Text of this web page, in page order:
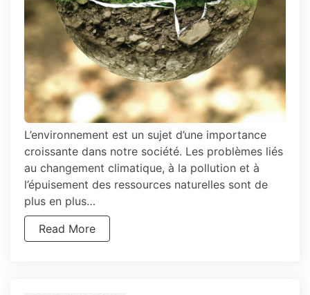
L’environnement est un sujet d’une importance
croissante dans notre société. Les problèmes liés
au changement climatique, à la pollution et à
l’épuisement des ressources naturelles sont de
plus en plus…
Read More